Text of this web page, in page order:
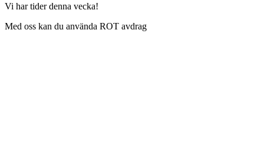
Vi har tider denna vecka!
Med oss kan du använda ROT avdrag